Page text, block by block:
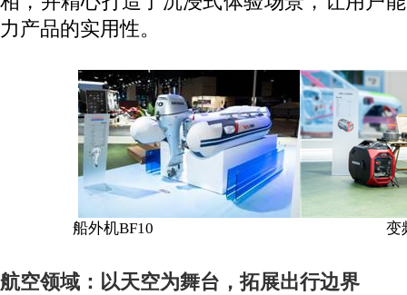
力产品的实用性。
船外机BF10 变
航空领域：以天空为舞台，拓展出行边界